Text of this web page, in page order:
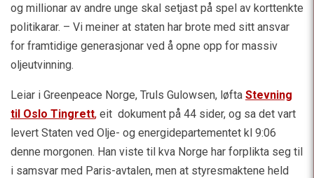
og millionar av andre unge skal setjast på spel av korttenkte
politikarar. – Vi meiner at staten har brote med sitt ansvar
for framtidige generasjonar ved å opne opp for massiv
oljeutvinning.
Leiar i Greenpeace Norge, Truls Gulowsen, løfta Stevning
til Oslo Tingrett, eit dokument på 44 sider, og sa det vart
levert Staten ved Olje- og energidepartementet kl 9:06
denne morgonen. Han viste til kva Norge har forplikta seg til
i samsvar med Paris-avtalen, men at styresmaktene held